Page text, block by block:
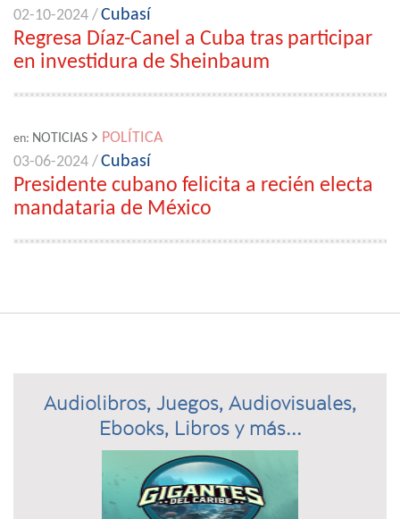
02-10-2024 /Cubasí
Regresa Díaz-Canel a Cuba tras participar
en investidura de Sheinbaum
en: NOTICIAS
POLÍTICA
03-06-2024 /Cubasí
Presidente cubano felicita a recién electa
mandataria de México
Audiolibros, Juegos, Audiovisuales,
Ebooks, Libros y más...